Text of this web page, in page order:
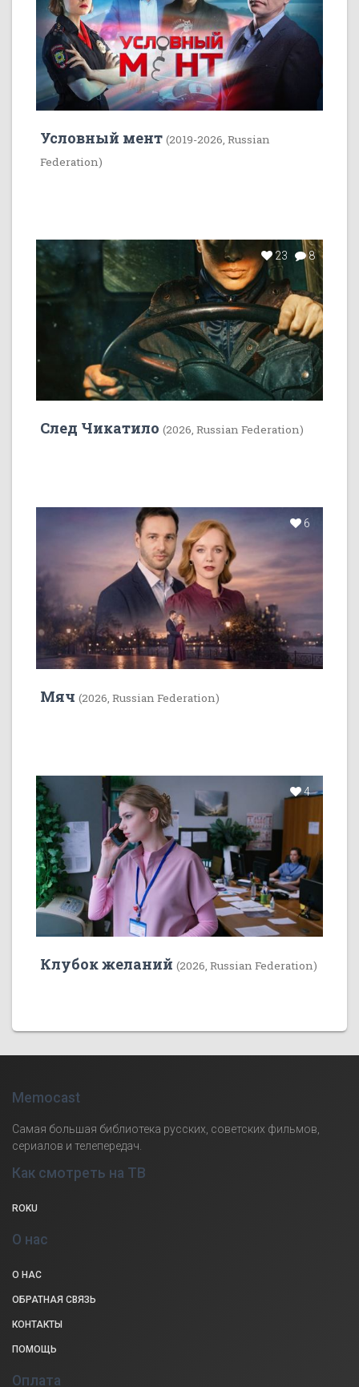
Условный мент (2019-2026, Russian
Federation)
23 8
След Чикатило (2026, Russian Federation)
6
Мяч (2026, Russian Federation)
4
Клубок желаний (2026, Russian Federation)
Memocast
Самая большая библиотека русских, советских фильмов,
сериалов и телепередач.
Как смотреть на ТВ
ROKU
О нас
О НАС
ОБРАТНАЯ СВЯЗЬ
КОНТАКТЫ
ПОМОЩЬ
Оплата